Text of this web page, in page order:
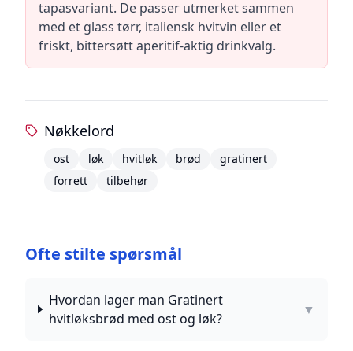
tapasvariant. De passer utmerket sammen
med et glass tørr, italiensk hvitvin eller et
friskt, bittersøtt aperitif-aktig drinkvalg.
Nøkkelord
ost løk hvitløk brød
gratinert
forrett
tilbehør
Ofte stilte spørsmål
Hvordan lager man Gratinert
hvitløksbrød med ost og løk?
▼